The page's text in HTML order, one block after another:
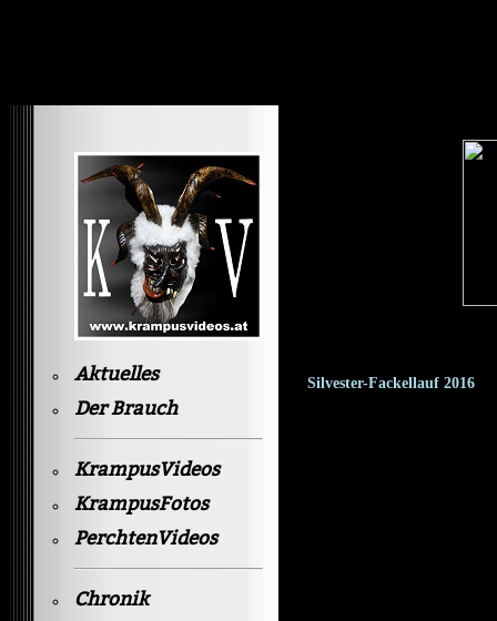
Aktuelles
Der Brauch
KrampusVideos
KrampusFotos
PerchtenVideos
Chronik
Silvester-Fackellauf 2016